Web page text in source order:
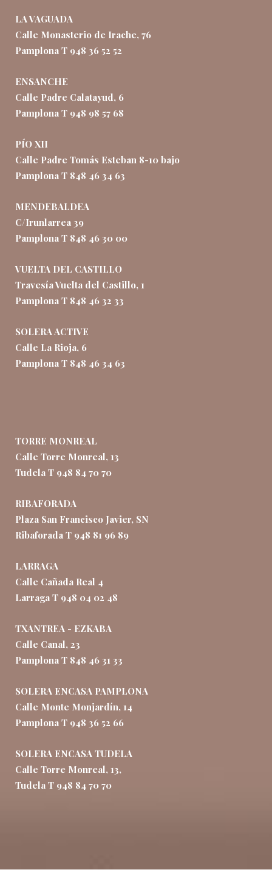
LA VAGUADA
Calle Monasterio de Irache, 76
Pamplona T 948 36 52 52
ENSANCHE
Calle Padre Calatayud, 6
Pamplona T 948 98 57 68
PÍO XII
Calle Padre Tomás Esteban 8-10 bajo
Pamplona T 848 46 34 63
MENDEBALDEA
C/Irunlarrea 39
Pamplona T 848 46 30 00
VUELTA DEL CASTILLO
Travesía Vuelta del Castillo, 1
Pamplona T 848 46 32 33
SOLERA ACTIVE
Calle La Rioja, 6
Pamplona T 848 46 34 63
TORRE MONREAL
Calle Torre Monreal, 13
Tudela T 948 84 70 70
RIBAFORADA
Plaza San Francisco Javier, SN
Ribaforada T 948 81 96 89
LARRAGA
Calle Cañada Real 4
Larraga T 948 04 02 48
TXANTREA - EZKABA
Calle Canal, 23
Pamplona T 848 46 31 33
SOLERA ENCASA PAMPLONA
Calle Monte Monjardín, 14
Pamplona T 948 36 52 66
SOLERA ENCASA TUDELA
Calle Torre Monreal, 13,
Tudela T 948 84 70 70